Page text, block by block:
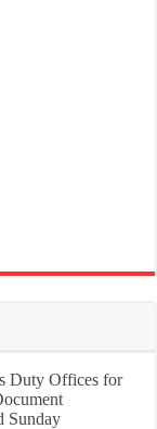
Duty Offices for
Sunday